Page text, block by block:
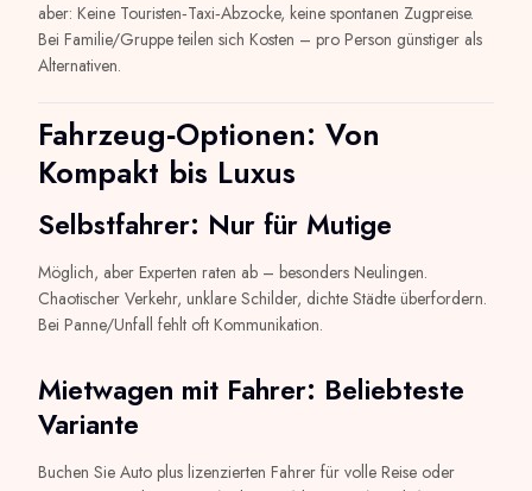
aber: Keine Touristen‑Taxi‑Abzocke, keine spontanen Zugpreise.
Bei Familie/Gruppe teilen sich Kosten – pro Person günstiger als
Alternativen.
Fahrzeug‑Optionen: Von
Kompakt bis Luxus
Selbstfahrer: Nur für Mutige
Möglich, aber Experten raten ab – besonders Neulingen.
Chaotischer Verkehr, unklare Schilder, dichte Städte überfordern.
Bei Panne/Unfall fehlt oft Kommunikation.
Mietwagen mit Fahrer: Beliebteste
Variante
Buchen Sie Auto plus lizenzierten Fahrer für volle Reise oder